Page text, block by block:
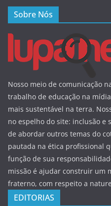
Sobre Nós
Nosso meio de comunicação
trabalho de educação na
mais sustentável na terra.
no espelho do site: inclusão e
de abordar outros temas do
pautada na ética profissional
função de sua
missão é ajudar construir um
fraterno, com respeito a
EDITORIAS